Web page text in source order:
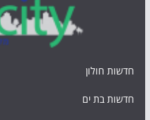
חדשות חולון
חדשות בת ים